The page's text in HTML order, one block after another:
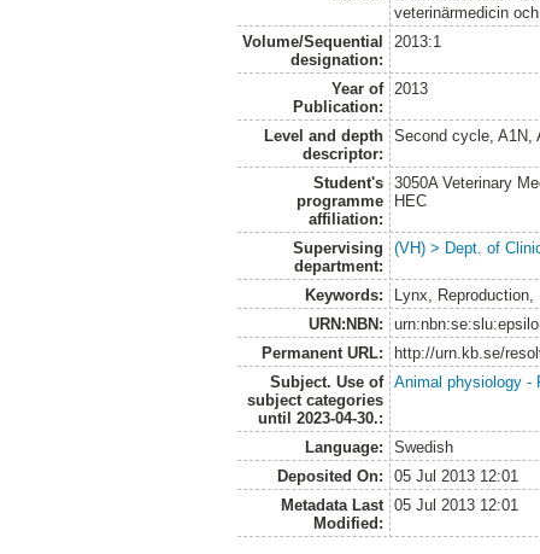
veterinärmedicin
Volume/Sequential
designation:
2013:1
Year of
Publication:
2013
Level and depth
descriptor:
Second cycle, A1N,
Student's
programme
affiliation:
3050A Veterinary
HEC
Supervising
department:
(VH) > Dept. of
Keywords:
Lynx,
URN:NBN:
Permanent URL:
http://urn.kb.se/
Subject. Use of
subject categories
until 2023-04-30.:
Animal physiology -
Language:
Swedish
Deposited On:
05 Jul 2013 12:01
Metadata Last
Modified:
05 Jul 2013 12:01